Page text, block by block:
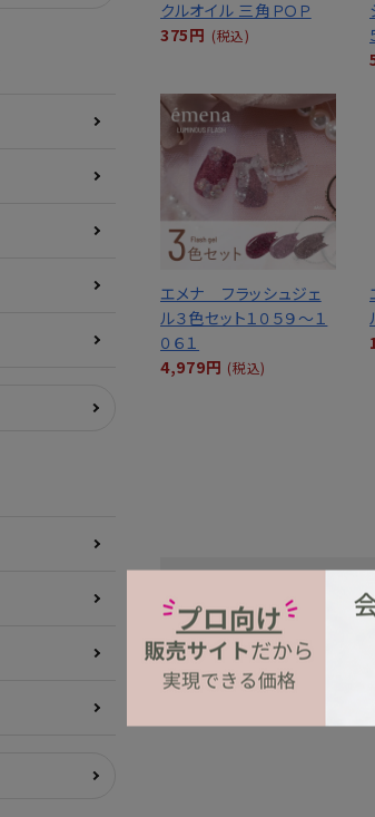
クルオイル 三角ＰＯＰ
375円 (税込)
エメナ フラッシュジェ
ル３色セット１０５９～１
０６１
4,979円 (税込)